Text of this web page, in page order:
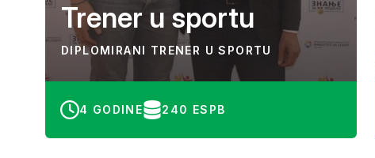
Trener u sportu
DIPLOMIRANI TRENER U SPORTU
4 GODINE 240 ESPB